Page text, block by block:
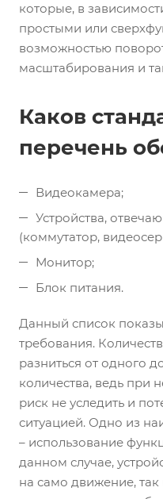
которые, в
простыми или
возможностью
масштабирования и
Каков
перечень
Видеокамера;
Устройства,
(коммутатор,
Монитор;
Блок питания.
Данный список
требования.
разниться от одного
количества, ведь при
риск не уследить и
ситуацией. Одно из
– использование
данном случае,
на само движение, так